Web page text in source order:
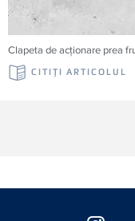
Clapeta de acționare prea
CITIŢI ARTICOLUL